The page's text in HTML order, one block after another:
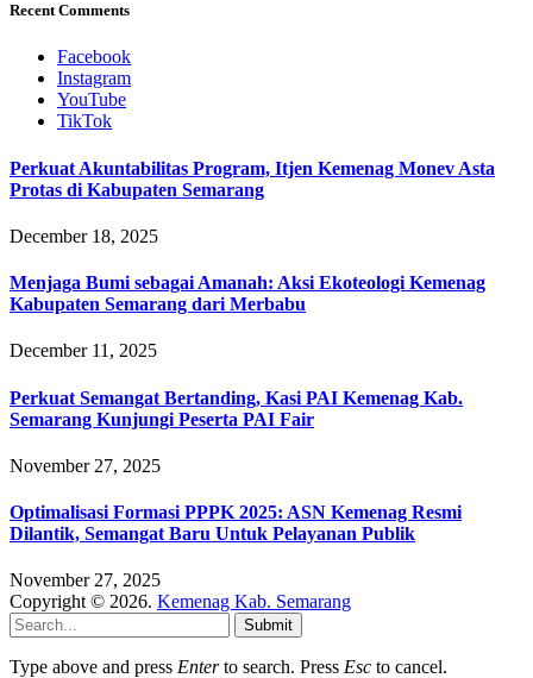
Recent Comments
Facebook
Instagram
YouTube
TikTok
Perkuat Akuntabilitas Program, Itjen Kemenag Monev Asta
Protas di Kabupaten Semarang
December 18, 2025
Menjaga Bumi sebagai Amanah: Aksi Ekoteologi Kemenag
Kabupaten Semarang dari Merbabu
December 11, 2025
Perkuat Semangat Bertanding, Kasi PAI Kemenag Kab.
Semarang Kunjungi Peserta PAI Fair
November 27, 2025
Optimalisasi Formasi PPPK 2025: ASN Kemenag Resmi
Dilantik, Semangat Baru Untuk Pelayanan Publik
November 27, 2025
Copyright © 2026. Kemenag Kab. Semarang
Submit
Type above and press Enterto search. Press Esc to cancel.